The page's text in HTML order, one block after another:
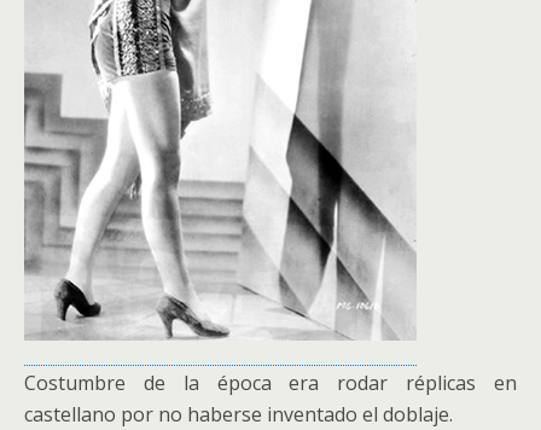
Costumbre de la época era rodar réplicas en
castellano por no haberse inventado el doblaje.